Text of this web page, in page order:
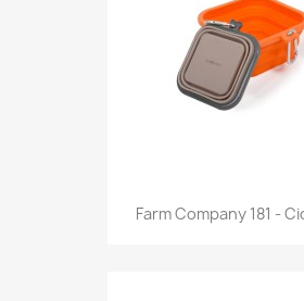
Anteprima
Farm Company 181 -